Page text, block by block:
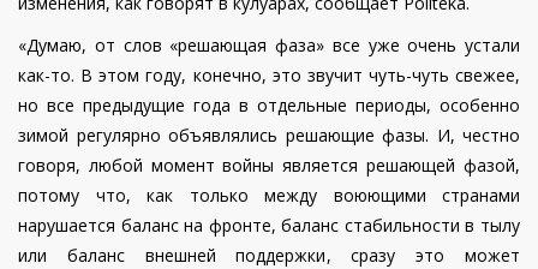
«Думаю, от слов «решающая фаза» все уже очень устали
как-то. В этом году, конечно, это звучит чуть-чуть свежее,
но все предыдущие года в отдельные периоды, особенно
зимой регулярно объявлялись решающие фазы. И, честно
говоря, любой момент войны является решающей фазой,
потому что, как только между воюющими странами
нарушается баланс на фронте, баланс стабильности в тылу
или баланс внешней поддержки, сразу это может